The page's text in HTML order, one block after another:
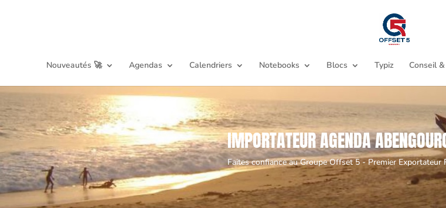
Nouveautés 🚀 Agendas Calendriers Notebooks Blocs Typiz Conseil
IMPORTATEUR AGENDA
Faites confiance au Groupe Offset 5 - Premier Exportateur